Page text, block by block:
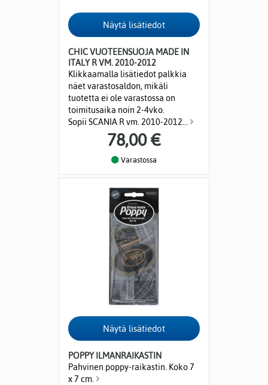
CHIC VUOTEENSUOJA MADE IN
ITALY R VM. 2010-2012
Klikkaamalla lisätiedot palkkia
näet varastosaldon, mikäli
tuotetta ei ole varastossa on
toimitusaika noin 2-4vko.
Sopii SCANIA R vm. 2010-2012...
78,00 €
Varastossa
POPPY ILMANRAIKASTIN
Pahvinen poppy-raikastin. Koko 7
x 7 cm.